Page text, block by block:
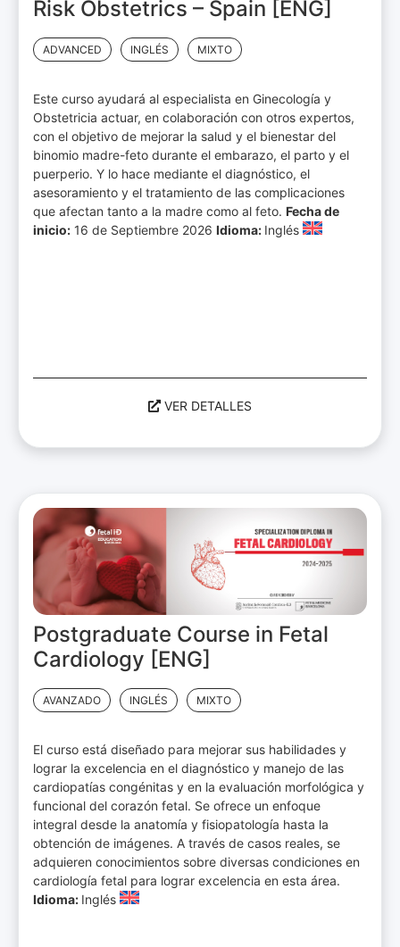
Risk Obstetrics – Spain [ENG]
ADVANCED INGLÉS MIXTO
Este curso ayudará al especialista en Ginecología y
Obstetricia actuar, en colaboración con otros expertos,
con el objetivo de mejorar la salud y el bienestar del
binomio madre-feto durante el embarazo, el parto y el
puerperio. Y lo hace mediante el diagnóstico, el
asesoramiento y el tratamiento de las complicaciones
que afectan tanto a la madre como al feto. Fecha de
inicio: 16 de Septiembre 2026 Idioma: Inglés
VER DETALLES
Postgraduate Course in Fetal
Cardiology [ENG]
AVANZADO INGLÉS MIXTO
El curso está diseñado para mejorar sus habilidades y
lograr la excelencia en el diagnóstico y manejo de las
cardiopatías congénitas y en la evaluación morfológica y
funcional del corazón fetal. Se ofrece un enfoque
integral desde la anatomía y fisiopatología hasta la
obtención de imágenes. A través de casos reales, se
adquieren conocimientos sobre diversas condiciones en
cardiología fetal para lograr excelencia en esta área.
Idioma: Inglés